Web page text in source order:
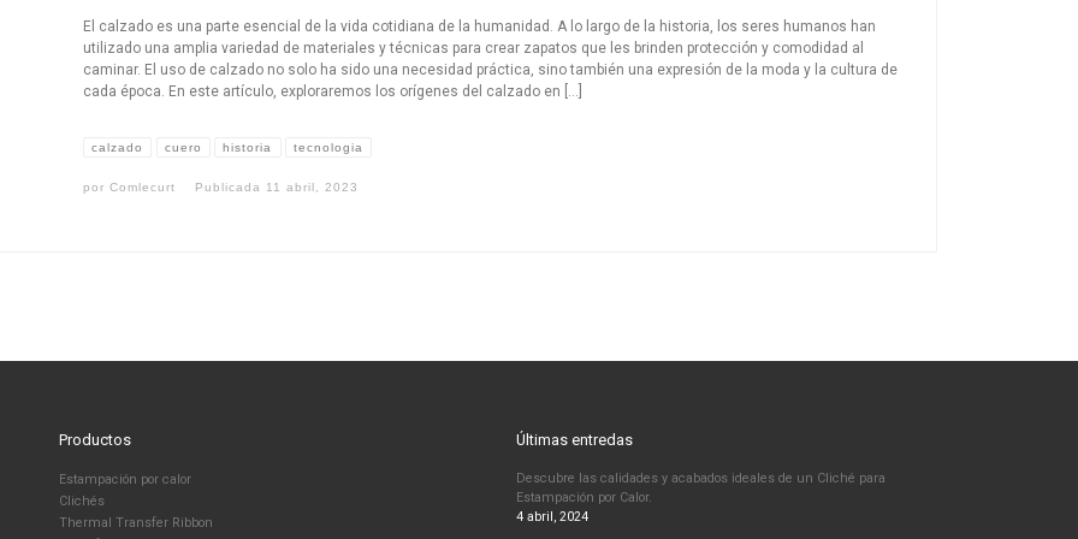
El calzado es una parte esencial de la vida cotidiana de la humanidad. A lo largo de la historia, los seres humanos han
utilizado una amplia variedad de materiales y técnicas para crear zapatos que les brinden protección y comodidad al
caminar. El uso de calzado no solo ha sido una necesidad práctica, sino también una expresión de la moda y la cultura de
cada época. En este artículo, exploraremos los orígenes del calzado en […]
calzado cuero historia tecnologia
por Comlecurt Publicada 11 abril, 2023
Productos
Estampación por calor
Clichés
Thermal Transfer Ribbon
Últimas entredas
Descubre las calidades y acabados ideales de un Cliché para
Estampación por Calor.
4 abril, 2024